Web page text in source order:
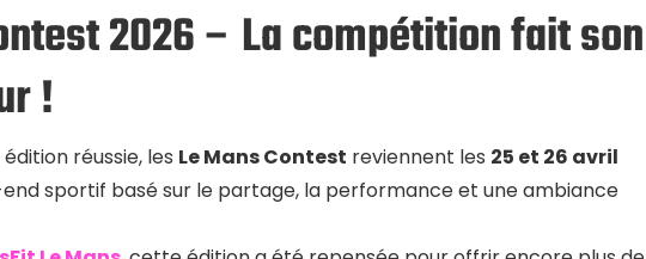
2026 – La compétition fait son
!
réussie, les Le Mans Contest reviennent les 25 et 26 avril
sportif basé sur le partage, la performance et une ambiance